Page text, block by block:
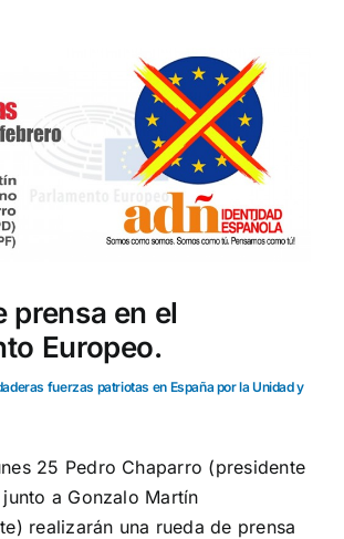
prensa en el
Europeo.
fuerzas patriotas en España por la Unidad y
25 Pedro Chaparro (presidente
a Gonzalo Martín
realizarán una rueda de prensa